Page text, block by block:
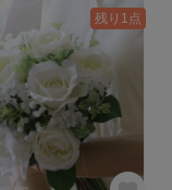
残り1点